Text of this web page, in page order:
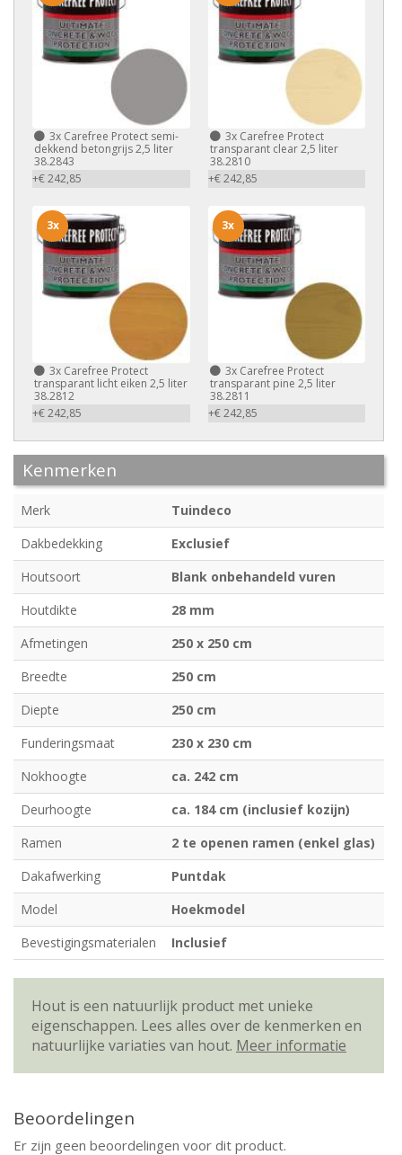
3x Carefree Protect semi-
dekkend betongrijs 2,5 liter
38.2843
+€ 242,85
3xCarefree Protect
transparant clear 2,5 liter
38.2810
+€ 242,85
3x Carefree Protect
transparant licht eiken 2,5 liter
38.2812
+€ 242,85
3x
3xCarefree Protect
transparant pine 2,5 liter
38.2811
+€ 242,85
3x
Kenmerken
Merk
Tuindeco
Dakbedekking
Exclusief
Houtsoort
Blank onbehandeld vuren
Houtdikte
28 mm
Afmetingen
250 x 250 cm
Breedte
250 cm
Diepte
250 cm
Funderingsmaat
230 x 230 cm
Nokhoogte
ca. 242 cm
Deurhoogte
ca. 184 cm (inclusief kozijn)
Ramen
2 te openen ramen (enkel glas)
Dakafwerking
Puntdak
Model
Hoekmodel
Bevestigingsmaterialen
Inclusief
Hout is een natuurlijk product met unieke
eigenschappen. Lees alles over de kenmerken en
natuurlijke variaties van hout. Meer informatie
Beoordelingen
Er zijn geen beoordelingen voor dit product.